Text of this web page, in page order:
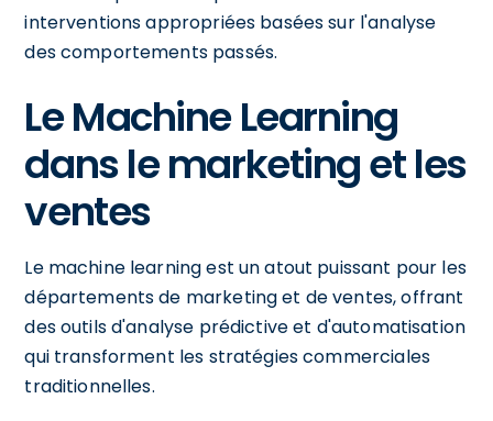
interventions appropriées basées sur l'analyse
des comportements passés.
Le Machine Learning
dans le marketing et les
ventes
Le machine learning est un atout puissant pour les
départements de marketing et de ventes, offrant
des outils d'analyse prédictive et d'automatisation
qui transforment les stratégies commerciales
traditionnelles.